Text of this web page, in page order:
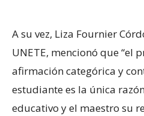
A su vez, Liza Fournier
UNETE, mencionó que “el
afirmación categórica y
estudiante es la única
educativo y el maestro su